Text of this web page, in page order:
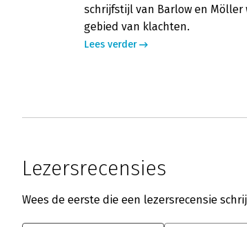
schrijfstijl van Barlow en
gebied van klachten.
Lees verder
Lezersrecensies
Wees de eerste die een lezersrecensie